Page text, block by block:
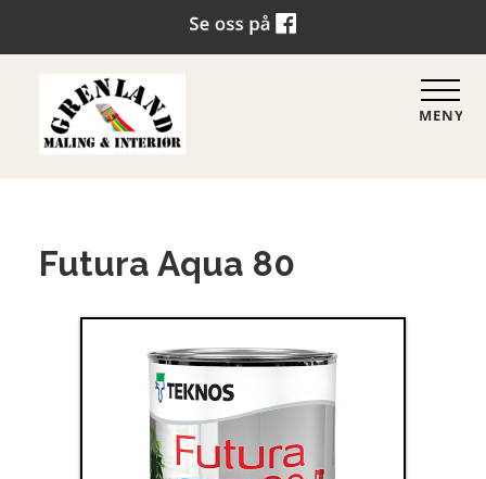
MENY
Futura Aqua 80